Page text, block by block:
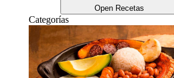
Open Recetas
Categorías